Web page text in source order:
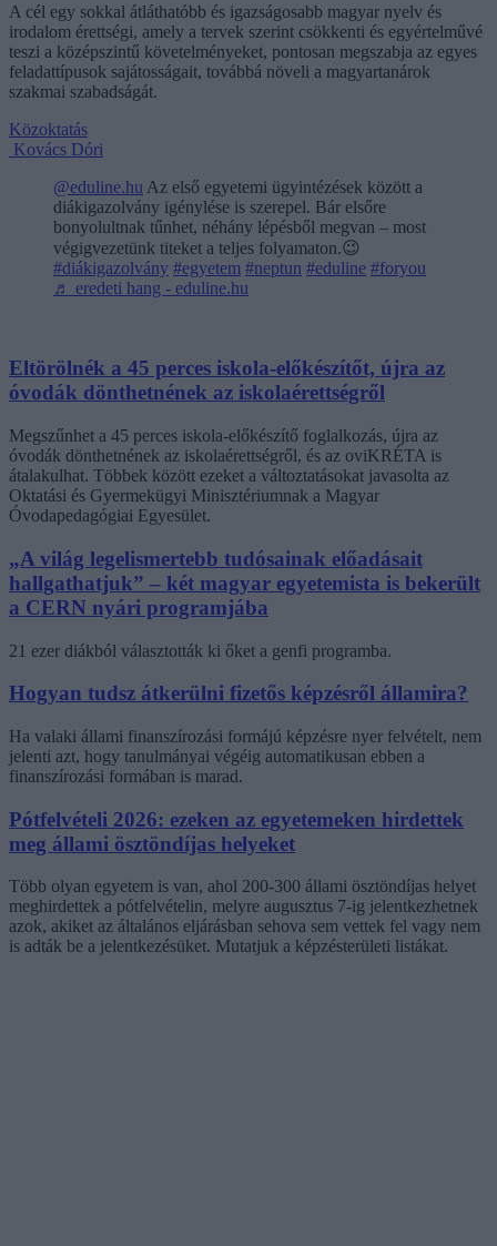
A cél egy sokkal átláthatóbb és igazságosabb magyar nyelv és
irodalom érettségi, amely a tervek szerint csökkenti és egyértelművé
teszi a középszintű követelményeket, pontosan megszabja az egyes
feladattípusok sajátosságait, továbbá növeli a magyartanárok
szakmai szabadságát.
Közoktatás
Kovács Dóri
@eduline.hu Az első egyetemi ügyintézések között a
diákigazolvány igénylése is szerepel. Bár elsőre
bonyolultnak tűnhet, néhány lépésből megvan – most
végigvezetünk titeket a teljes folyamaton.😉
#diákigazolvány #egyetem #neptun #eduline #foryou
♬ eredeti hang - eduline.hu
Eltörölnék a 45 perces iskola-előkészítőt, újra az
óvodák dönthetnének az iskolaérettségről
Megszűnhet a 45 perces iskola-előkészítő foglalkozás, újra az
óvodák dönthetnének az iskolaérettségről, és az oviKRÉTA is
átalakulhat. Többek között ezeket a változtatásokat javasolta az
Oktatási és Gyermekügyi Minisztériumnak a Magyar
Óvodapedagógiai Egyesület.
„A világ legelismertebb tudósainak előadásait
hallgathatjuk” – két magyar egyetemista is bekerült
a CERN nyári programjába
21 ezer diákból választották ki őket a genfi programba.
Hogyan tudsz átkerülni fizetős képzésről államira?
Ha valaki állami finanszírozási formájú képzésre nyer felvételt, nem
jelenti azt, hogy tanulmányai végéig automatikusan ebben a
finanszírozási formában is marad.
Pótfelvételi 2026: ezeken az egyetemeken hirdettek
meg állami ösztöndíjas helyeket
Több olyan egyetem is van, ahol 200-300 állami ösztöndíjas helyet
meghirdettek a pótfelvételin, melyre augusztus 7-ig jelentkezhetnek
azok, akiket az általános eljárásban sehova sem vettek fel vagy nem
is adták be a jelentkezésüket. Mutatjuk a képzésterületi listákat.